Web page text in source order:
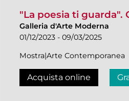
"La poesia ti guarda".
Galleria d'Arte Moderna
01/12/2023 - 09/03/2025
Mostra|Arte Contemporanea
Acquista online